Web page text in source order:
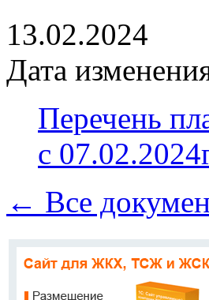
13.02.2024
Дата
Перечень
с
← Все